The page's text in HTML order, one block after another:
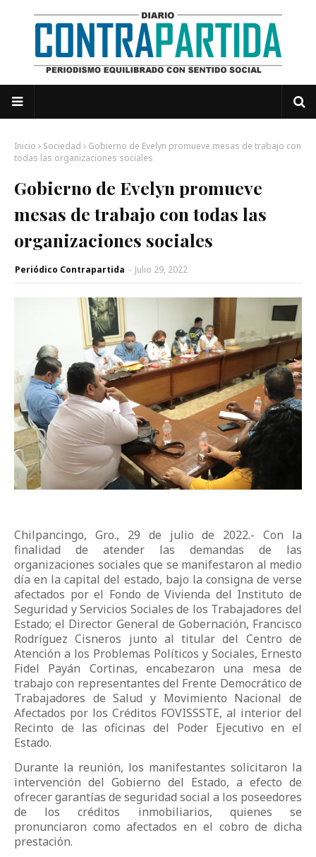
Inicio Sociedad
Gobierno de Evelyn promueve mesas de trabajo con
todas las organizaciones sociales
Gobierno de Evelyn promueve
mesas de trabajo con todas las
organizaciones sociales
Periódico Contrapartida - Julio 29, 2022
Chilpancingo, Gro., 29 de julio de 2022.- Con la
finalidad de atender las demandas de las
organizaciones sociales que se manifestaron al medio
día en la capital del estado, bajo la consigna de verse
afectados por el Fondo de Vivienda del Instituto de
Seguridad y Servicios Sociales de los Trabajadores del
Estado; el Director General de Gobernación, Francisco
Rodríguez Cisneros junto al titular del Centro de
Atención a los Problemas Políticos y Sociales, Ernesto
Fidel Payán Cortinas, encabezaron una mesa de
trabajo con representantes del Frente Democrático de
Trabajadores de Salud y Movimiento Nacional de
Afectados por los Créditos FOVISSSTE, al interior del
Recinto de las oficinas del Poder Ejecutivo en el
Estado.
Durante la reunión, los manifestantes solicitaron la
intervención del Gobierno del Estado, a efecto de
ofrecer garantías de seguridad social a los poseedores
de los créditos inmobiliarios, quienes se
pronunciaron como afectados en el cobro de dicha
prestación.